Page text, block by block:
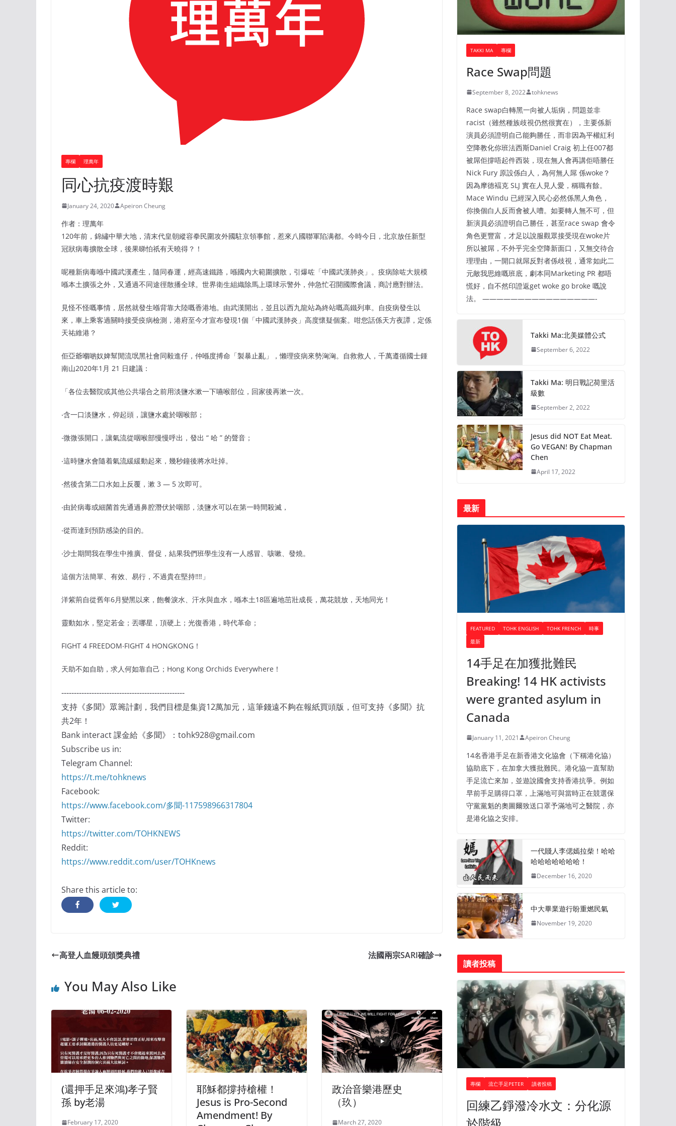
專欄 理萬年
同心抗疫渡時艱
January 24, 2020 Apeiron Cheung
作者：理萬年
120年前，錦繡中華大地，清末代皇朝縱容拳民圍攻外國駐京領事館，惹來八國聯軍陷满都。今時今日，北京放任新型
冠狀病毒擴散全球，後果睇怕祇有天曉得？！
呢種新病毒喺中國武漢產生，隨同春運，經高速鐵路，喺國內大範圍擴散，引爆咗「中國武漢肺炎」。疫病除咗大規模
喺本土擴張之外，又通過不同途徑散播全球。世界衛生組織除馬上環球示警外，仲急忙召開國際會議，商討應對辦法。
見怪不怪嘅事情，居然就發生喺背靠大陸嘅香港地。由武漢開出，並且以西九龍站為終站嘅高鐵列車。自疫病發生以
來，車上乘客過關時接受疫病檢測，港府至今才宣布發現1個「中國武漢肺炎」高度懷疑個案。咁您話係天方夜譚，定係
天祐維港？
佢亞爺嗰啲奴婢幫閒流氓黑社會同毅進仔，仲喺度搏命「製暴止亂」，懒理疫病來勢洶洶。自救救人，千萬遵循國士鍾
南山2020年1月 21 日建議：
「各位去醫院或其他公共場合之前用淡鹽水漱一下嚥喉部位，回家後再漱一次。
‧含一口淡鹽水，仰起頭，讓鹽水處於咽喉部；
‧微微張開口，讓氣流從咽喉部慢慢呼出，發出 “ 哈 ” 的聲音；
‧這時鹽水會隨着氣流緩緩動起來，幾秒鐘後將水吐掉。
‧然後含第二口水如上反覆，漱 3 — 5 次即可。
‧由於病毒或細菌首先通過鼻腔潛伏於咽部，淡鹽水可以在第一時間殺滅，
‧從而達到預防感染的目的。
‧沙士期間我在學生中推廣、督促，結果我們班學生沒有一人感冒、咳嗽、發燒。
這個方法簡單、有效、易行，不過貴在堅持‼‼」
洋紫荊自從舊年6月變黑以來，飽餐淚水、汗水與血水，喺本土18區遍地茁壯成長，萬花競放，天地同光！
靈動如水，堅定若金；丟哪星，頂硬上；光復香港，時代革命；
FIGHT 4 FREEDOM‧FIGHT 4 HONGKONG！
天助不如自助，求人何如靠自己；Hong Kong Orchids Everywhere！
-------------------------------------------------
支持《多聞》眾籌計劃，我們目標是集資12萬加元，這筆錢遠不夠在報紙買頭版，但可支持《多聞》抗
共2年！
Bank interact 課金給《多聞》：tohk928@gmail.com
Subscribe us in:
Telegram Channel:
https://t.me/tohknews
Facebook:
https://www.facebook.com/多聞-117598966317804
Twitter:
https://twitter.com/TOHKNEWS
Reddit:
https://www.reddit.com/user/TOHKnews
Share this article to:
高登人血饅頭頒獎典禮 法國兩宗SARI確診
You May Also Like
(還押手足來鴻)孝子賢
孫 by老湯
February 17, 2020
耶穌都撐持槍權！
Jesus is Pro-Second
Amendment! By
政治音樂港歷史
（玖）
March 27, 2020
TAKKI MA 專欄
Race Swap問題
September 8, 2022 tohknews
Race swap白轉黑一向被人垢病，問題並非
racist（雖然種族歧視仍然很實在），主要係新
演員必須證明自己能夠勝任，而非因為平權紅利
空降教化你班法西斯Daniel Craig 初上任007都
被屌佢撐唔起件西裝，現在無人會再講佢唔勝任
Nick Fury 原設係白人，為何無人屌 係woke？
因為摩德褔克 SLJ 實在人見人愛，稱職有餘。
Mace Windu 已經深入民心必然係黑人角色，
你換個白人反而會被人嘈。如要轉人無不可，但
新演員必須證明自己勝任，甚至race swap 會令
角色更豐富，才足以說服觀眾接受現在woke片
所以被屌，不外乎完全空降新面口，又無交待合
理理由，一開口就屌反對者係歧視，通常如此二
元敵我思維嘅班底，劇本同Marketing PR 都唔
慌好，自不然印證返get woke go broke 嘅說
法。 ————————————————-
Takki Ma:北美媒體公式
September 6, 2022
Takki Ma: 明日戰記荷里活
級數
September 2, 2022
Jesus did NOT Eat Meat.
Go VEGAN! By Chapman
Chen
April 17, 2022
最新
FEATURED TOHK ENGLISH TOHK FRENCH
時事
最新
14手足在加獲批難民
Breaking! 14 HK activists
were granted asylum in
Canada
January 11, 2021 Apeiron Cheung
14名香港手足在新香港文化協會（下稱港化協）
協助底下，在加拿大獲批難民。港化協一直幫助
手足流亡來加，並遊說國會支持香港抗爭。例如
早前手足購得口罩，上滿地可與當時正在競選保
守黨黨魁的奧圖爾致送口罩予滿地可之醫院，亦
是港化協之安排。
一代賤人李偲嫣拉柴！哈哈
哈哈哈哈哈哈哈！
December 16, 2020
中大畢業遊行盼重燃民氣
November 19, 2020
讀者投稿
專欄 流亡手足PETER 讀者投稿
回練乙錚潑冷水文：分化源